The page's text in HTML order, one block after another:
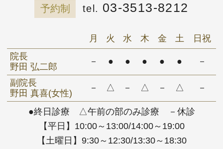
予約制 03-3513-8212
●終日診療 △午前の部のみ診療 －休診
【平日】10:00～13:00/14:00～19:00
【土曜日】9:30～12:30/13:30～18:30
月 火 水 木 金 土
日祝
院長
野田 弘二郎
－ ● ● ● ● ● －
副院長
野田 真喜(女性)
－ △ － △ － △ －